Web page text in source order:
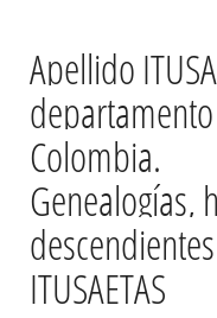
Apellido
Colombia.
Genealogías,
ITUSAETAS